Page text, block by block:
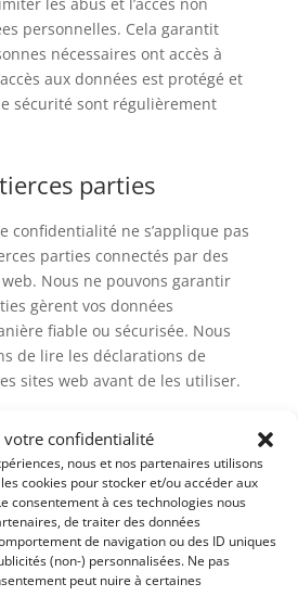
votre confidentialité
nous et nos partenaires utilisons
cookies pour stocker et/ou accéder aux
consentement à ces technologies nous
de traiter des données
de navigation ou des ID uniques
(non-) personnalisées. Ne pas
peut nuire à certaines
personnelles. Cela garantit
nécessaires ont accès à
aux données est protégé et
sécurité sont régulièrement
parties
confidentialité ne s’applique pas
parties connectés par des
Nous ne pouvons garantir
gèrent vos données
fiable ou sécurisée. Nous
de lire les déclarations de
sites web avant de les utiliser.
apportées à cette
confidentialité
le droit de modifier la présente
Il est recommandé de
cette déclaration de
prendre connaissance de